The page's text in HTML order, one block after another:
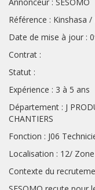
Référence : Kinshasa /
Date de mise à jour :
Contrat :
Statut :
Expérience : 3 à 5 ans
Département : J
CHANTIERS
Fonction : J06
Localisation : 12/
Contexte du